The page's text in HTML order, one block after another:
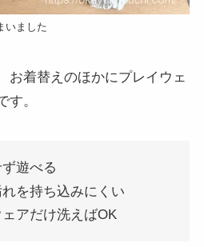
いました
お着替えのほかにプレイウェ
す。
遊べる
を持ち込みにくい
アだけ洗えばOK